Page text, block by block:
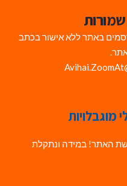
שמורות
באתר ללא אישור בכתב
האתר! במידה ונתקלת